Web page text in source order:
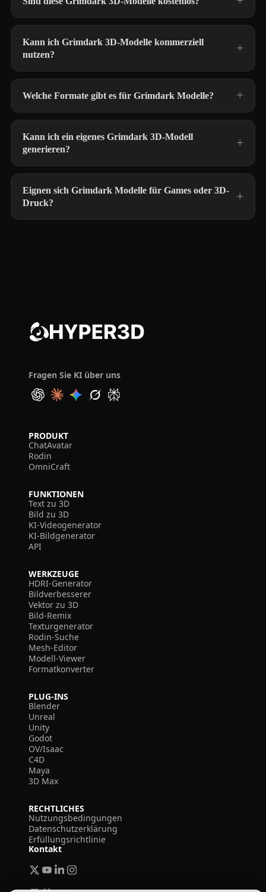
Kann ich Grimdark 3D-Modelle kommerziell
nutzen?
Welche Formate gibt es für Grimdark Modelle?
Kann ich ein eigenes Grimdark 3D-Modell
generieren?
Eignen sich Grimdark Modelle für Games oder 3D-
Druck?
Fragen Sie KI über uns
PRODUKT
ChatAvatar
Rodin
OmniCraft
FUNKTIONEN
Text zu 3D
Bild zu 3D
KI-Videogenerator
KI-Bildgenerator
API
WERKZEUGE
HDRI-Generator
Bildverbesserer
Vektor zu 3D
Bild-Remix
Texturgenerator
Rodin-Suche
Mesh-Editor
Modell-Viewer
Formatkonverter
PLUG-INS
Blender
Unreal
Unity
Godot
OV/Isaac
C4D
Maya
3D Max
RECHTLICHES
Nutzungsbedingungen
Datenschutzerklärung
Erfüllungsrichtlinie
Kontakt